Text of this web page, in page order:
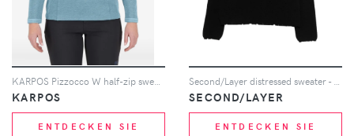
KARPOS
ENTDECKEN SIE
SECOND/LAYER
ENTDECKEN SIE